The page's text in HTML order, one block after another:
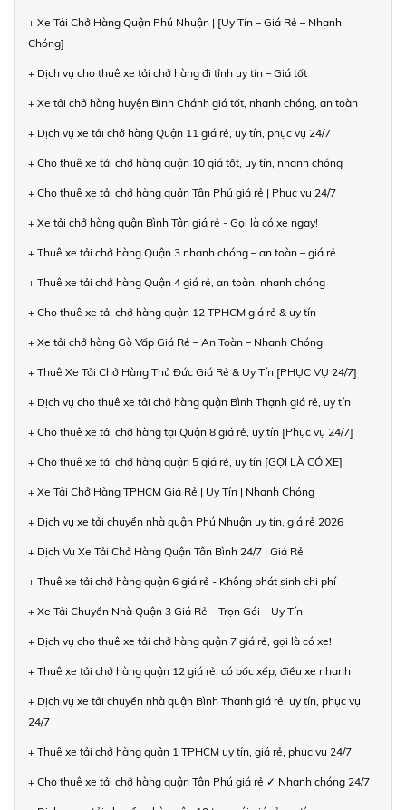
+ Xe Tải Chở Hàng Quận Phú Nhuận | [Uy Tín – Giá Rẻ – Nhanh
Chóng]
+ Dịch vụ cho thuê xe tải chở hàng đi tỉnh uy tín – Giá tốt
+ Xe tải chở hàng huyện Bình Chánh giá tốt, nhanh chóng, an toàn
+ Dịch vụ xe tải chở hàng Quận 11 giá rẻ, uy tín, phục vụ 24/7
+ Cho thuê xe tải chở hàng quận 10 giá tốt, uy tín, nhanh chóng
+ Cho thuê xe tải chở hàng quận Tân Phú giá rẻ | Phục vụ 24/7
+ Xe tải chở hàng quận Bình Tân giá rẻ - Gọi là có xe ngay!
+ Thuê xe tải chở hàng Quận 3 nhanh chóng – an toàn – giá rẻ
+ Thuê xe tải chở hàng Quận 4 giá rẻ, an toàn, nhanh chóng
+ Cho thuê xe tải chở hàng quận 12 TPHCM giá rẻ & uy tín
+ Xe tải chở hàng Gò Vấp Giá Rẻ – An Toàn – Nhanh Chóng
+ Thuê Xe Tải Chở Hàng Thủ Đức Giá Rẻ & Uy Tín [PHỤC VỤ 24/7]
+ Dịch vụ cho thuê xe tải chở hàng quận Bình Thạnh giá rẻ, uy tín
+ Cho thuê xe tải chở hàng tại Quận 8 giá rẻ, uy tín [Phục vụ 24/7]
+ Cho thuê xe tải chở hàng quận 5 giá rẻ, uy tín [GỌI LÀ CÓ XE]
+ Xe Tải Chở Hàng TPHCM Giá Rẻ | Uy Tín | Nhanh Chóng
+ Dịch vụ xe tải chuyển nhà quận Phú Nhuận uy tín, giá rẻ 2026
+ Dịch Vụ Xe Tải Chở Hàng Quận Tân Bình 24/7 | Giá Rẻ
+ Thuê xe tải chở hàng quận 6 giá rẻ - Không phát sinh chi phí
+ Xe Tải Chuyển Nhà Quận 3 Giá Rẻ – Trọn Gói – Uy Tín
+ Dịch vụ cho thuê xe tải chở hàng quận 7 giá rẻ, gọi là có xe!
+ Thuê xe tải chở hàng quận 12 giá rẻ, có bốc xếp, điều xe nhanh
+ Dịch vụ xe tải chuyển nhà quận Bình Thạnh giá rẻ, uy tín, phục vụ
24/7
+ Thuê xe tải chở hàng quận 1 TPHCM uy tín, giá rẻ, phục vụ 24/7
+ Cho thuê xe tải chở hàng quận Tân Phú giá rẻ ✓ Nhanh chóng 24/7